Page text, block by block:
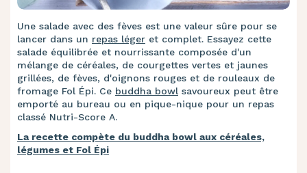
Une salade avec des fèves est une valeur sûre pour se
lancer dans un repas léger et complet. Essayez cette
salade équilibrée et nourrissante composée d'un
mélange de céréales, de courgettes vertes et jaunes
grillées, de fèves, d'oignons rouges et de rouleaux de
fromage Fol Épi. Ce buddha bowl savoureux peut être
emporté au bureau ou en pique-nique pour un repas
classé Nutri-Score A.
La recette compète du buddha bowl aux céréales,
légumes et Fol Épi